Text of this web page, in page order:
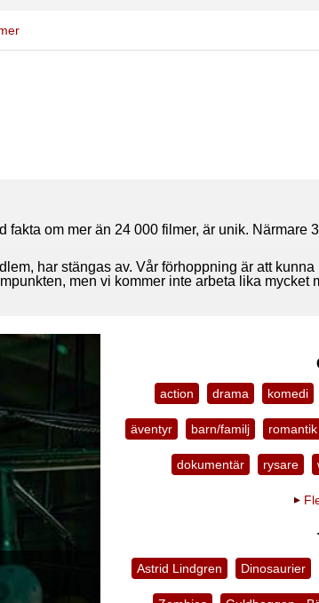
om mer än 24 000 filmer, är unik. Närmare
har stängas av. Vår förhoppning är att kunna
men vi kommer inte arbeta lika mycket
action drama komedi
äventyr barn/familj romantik
dokumentär rysare
Astrid Lindgren Dinosaurier